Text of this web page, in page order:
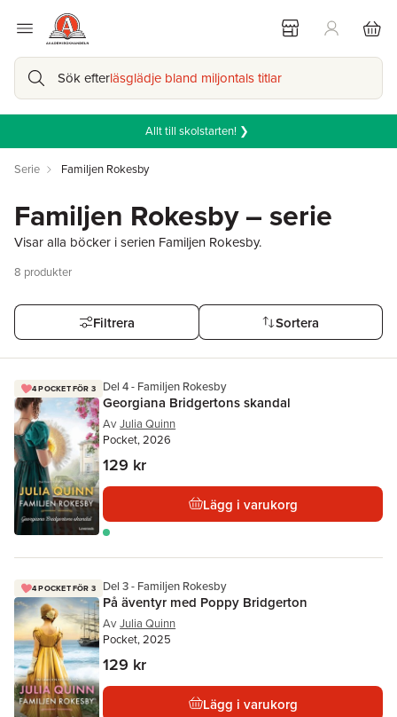
Sök efterläsglädje bland miljontals titlar
Allt till skolstarten! ❯
Serie Familjen Rokesby
Familjen Rokesby – serie
Visar alla böcker i serien Familjen Rokesby.
8 produkter
Filtrera Sortera
4 POCKET FÖR 3 Del 4 - Familjen Rokesby
Georgiana Bridgertons skandal
Av Julia Quinn
Pocket, 2026
129 kr
Lägg i varukorg
4 POCKET FÖR 3 Del 3 - Familjen Rokesby
På äventyr med Poppy Bridgerton
Av Julia Quinn
Pocket, 2025
129 kr
Lägg i varukorg